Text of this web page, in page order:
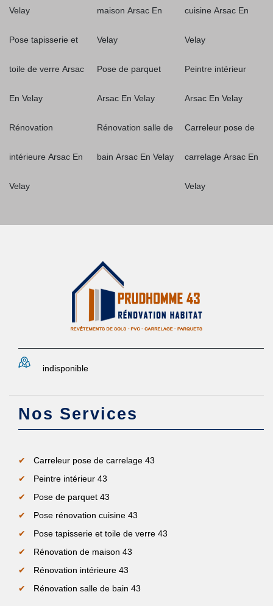
Velay
Pose tapisserie et
toile de verre Arsac
En Velay
Rénovation
intérieure Arsac En
Velay
maison Arsac En
Velay
Pose de parquet
Arsac En Velay
Rénovation salle de
bain Arsac En Velay
cuisine Arsac En
Velay
Peintre intérieur
Arsac En Velay
Carreleur pose de
carrelage Arsac En
Velay
indisponible
Nos Services
Carreleur pose de carrelage 43
Peintre intérieur 43
Pose de parquet 43
Pose rénovation cuisine 43
Pose tapisserie et toile de verre 43
Rénovation de maison 43
Rénovation intérieure 43
Rénovation salle de bain 43